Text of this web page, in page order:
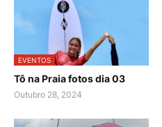
EVENTOS
Tô na Praia fotos dia 03
Outubro 28, 2024